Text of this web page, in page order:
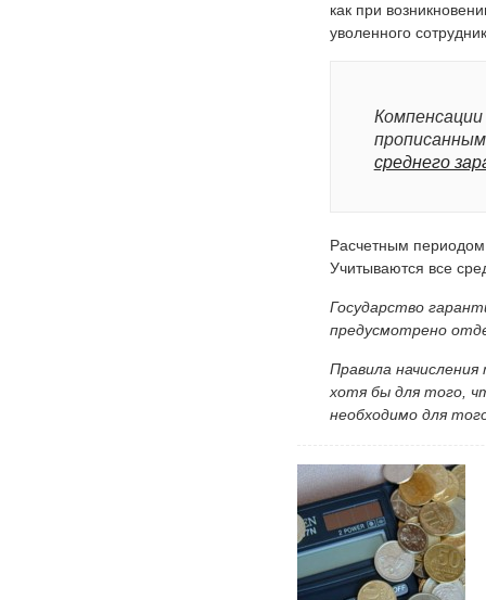
как при
уволенного
среднего
Расчетным периодом
Учитываются все
Государство
предусмотрено
Правила
хотя бы для того,
необходимо для